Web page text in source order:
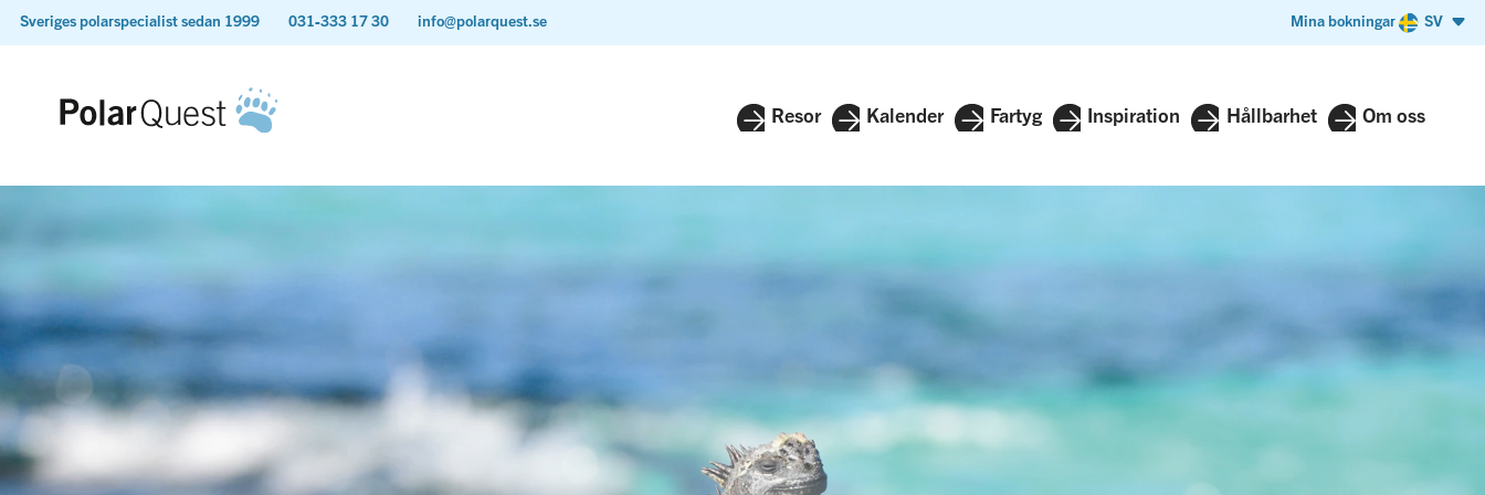
Sveriges polarspecialist sedan 1999 031-333 17 30 info@polarquest.se Mina bokningar SV
Resor Kalender Fartyg Inspiration Hållbarhet Om oss